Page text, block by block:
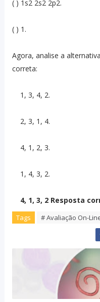
( ) 1s2 2s2 2p2.
( ) 1.
Agora, analise a
correta:
1, 3, 4, 2.
2, 3, 1, 4.
4, 1, 2, 3.
1, 4, 3, 2.
4, 1, 3, 2 Resposta
Tags # Avaliação On-